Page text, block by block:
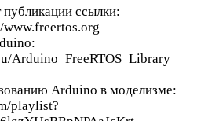
ссылки:
www.freertos.org
Arduino_FreeRTOS_Library
Arduino в моделизме:
playlist?